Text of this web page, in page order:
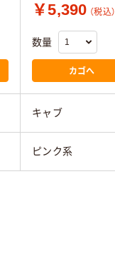
￥5,390 （税込）
数量
カゴへ
キャブ
ピンク系